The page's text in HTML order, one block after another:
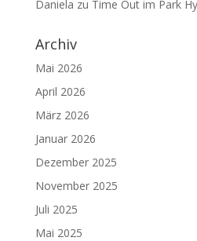
Daniela zu Time Out im Park
Archiv
Mai 2026
April 2026
März 2026
Januar 2026
Dezember 2025
November 2025
Juli 2025
Mai 2025